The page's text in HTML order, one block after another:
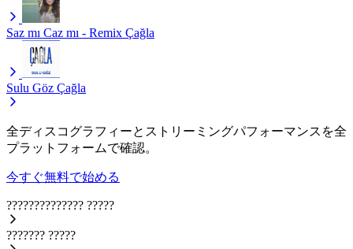
Saz mı Caz mı - Remix Çağla
Sulu Göz Çağla
全ディスコグラフィーとストリーミングパフォーマンスを全
プラットフォームで確認。
今すぐ無料で始める
?????????????? ?????
??????? ?????